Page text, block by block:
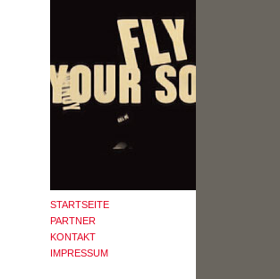
STARTSEITE
PARTNER
KONTAKT
IMPRESSUM